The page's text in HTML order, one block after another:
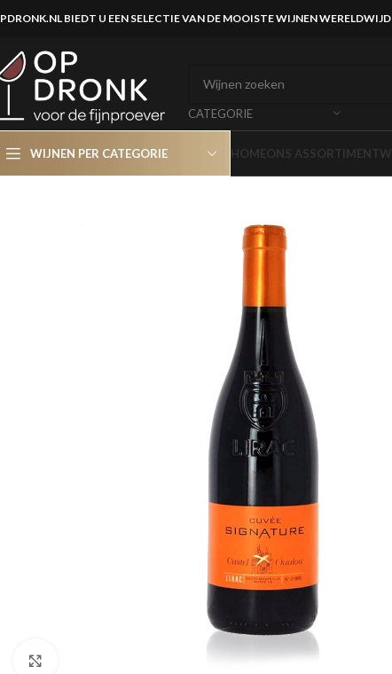
BIEDT U EEN SELECTIE VAN DE MOOISTE WIJNEN WERELDWIJD
CATEGORIE
WIJNEN PER CATEGORIE HOMEONS ASSORTIMENT